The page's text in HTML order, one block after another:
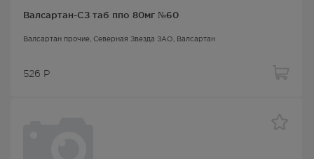
Валсартан-СЗ таб ппо 80мг №60
Валсартан прочие , Северная Звезда ЗАО, Валсартан
526 Р